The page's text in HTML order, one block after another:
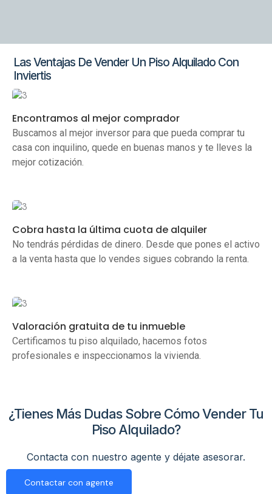
Las Ventajas De Vender Un Piso Alquilado Con
Inviertis
Encontramos al mejor comprador
Buscamos al mejor inversor para que pueda comprar tu
casa con inquilino, quede en buenas manos y te lleves la
mejor cotización.
Cobra hasta la última cuota de alquiler
No tendrás pérdidas de dinero. Desde que pones el activo
a la venta hasta que lo vendes sigues cobrando la renta.
Valoración gratuita de tu inmueble
Certificamos tu piso alquilado, hacemos fotos
profesionales e inspeccionamos la vivienda.
¿Tienes Más Dudas Sobre Cómo Vender Tu
Piso Alquilado?
Contacta con nuestro agente y déjate asesorar.
Contactar con agente